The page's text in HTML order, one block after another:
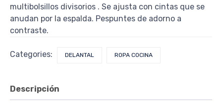
multibolsillos divisorios . Se ajusta con cintas que se
anudan por la espalda. Pespuntes de adorno a
contraste.
Categories: DELANTAL ROPA COCINA
Descripción